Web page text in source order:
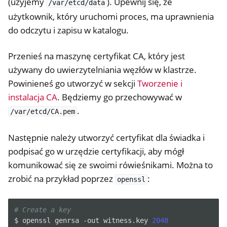
/var/etcd/data
użytkownik, który uruchomi proces, ma uprawnienia
do odczytu i zapisu w katalogu.
Przenieś na maszynę certyfikat CA, który jest
używany do uwierzytelniania węzłów w klastrze.
Powinieneś go utworzyć w sekcji Tworzenie i
instalacja CA. Będziemy go przechowywać w
/var/etcd/CA.pem .
Następnie należy utworzyć certyfikat dla świadka i
podpisać go w urzędzie certyfikacji, aby mógł
komunikować się ze swoimi rówieśnikami. Można to
zrobić na przykład poprzez openssl :
# Create a key
$ openssl genrsa -out witness.key 2048